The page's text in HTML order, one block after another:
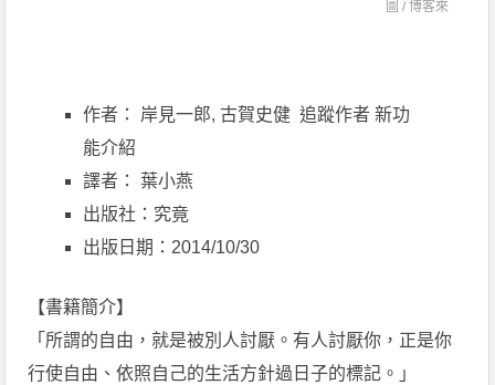
圖 /博客來
作者： 岸見一郎, 古賀史健 追蹤作者 新功
能介紹
譯者： 葉小燕
出版社：究竟
出版日期：2014/10/30
【書籍簡介】
「所謂的自由，就是被別人討厭。有人討厭你，正是你
行使自由、依照自己的生活方針過日子的標記。」